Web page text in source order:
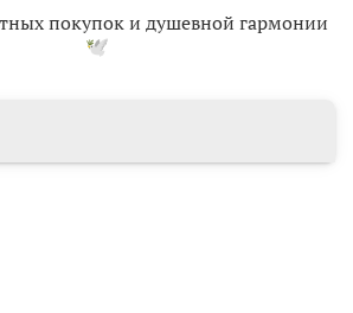
покупок и душевной гармонии